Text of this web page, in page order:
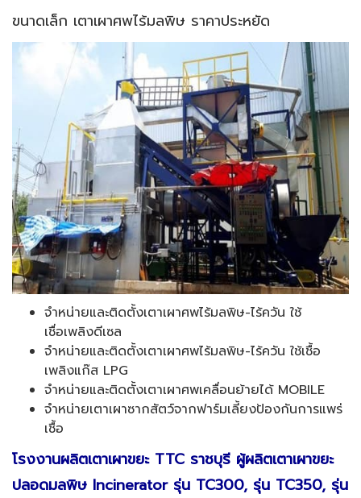
ขนาดเล็ก เตาเผาศพไร้มลพิษ ราคาประหยัด
จำหน่ายและติดตั้งเตาเผาศพไร้มลพิษ-ไร้ควัน ใช้
เชื่อเพลิงดีเซล
จำหน่ายและติดตั้งเตาเผาศพไร้มลพิษ-ไร้ควัน ใช้เชื้อ
เพลิงแก๊ส LPG
จำหน่ายและติดตั้งเตาเผาศพเคลื่อนย้ายได้ MOBILE
จำหน่ายเตาเผาซากสัตว์จากฟาร์มเลี้ยงป้องกันการแพร่
เชื้อ
โรงงานผลิตเตาเผาขยะ TTC ราชบุรี ผู้ผลิตเตาเผาขยะ
ปลอดมลพิษ Incinerator รุ่น TC300, รุ่น TC350, รุ่น